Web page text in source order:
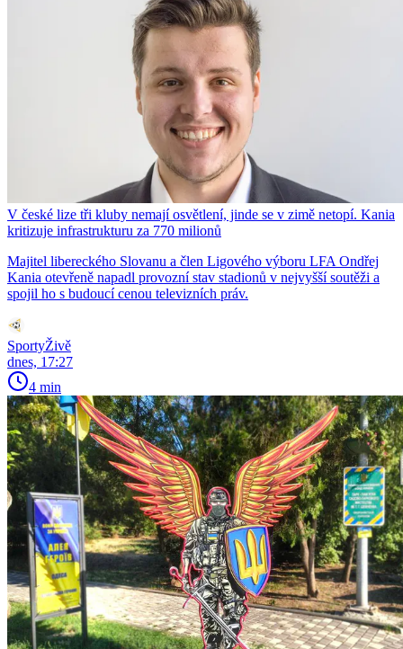
V české lize tři kluby nemají osvětlení, jinde se v zimě netopí. Kania
kritizuje infrastrukturu za 770 milionů
Majitel libereckého Slovanu a člen Ligového výboru LFA Ondřej
Kania otevřeně napadl provozní stav stadionů v nejvyšší soutěži a
spojil ho s budoucí cenou televizních práv.
SportyŽivě
dnes, 17:27
4 min